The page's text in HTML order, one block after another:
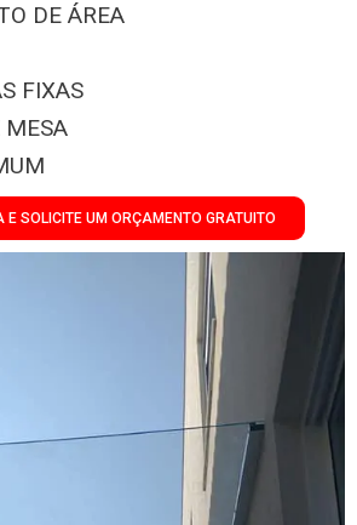
DE ÁREA
FIXAS
MESA
E SOLICITE UM ORÇAMENTO GRATUITO